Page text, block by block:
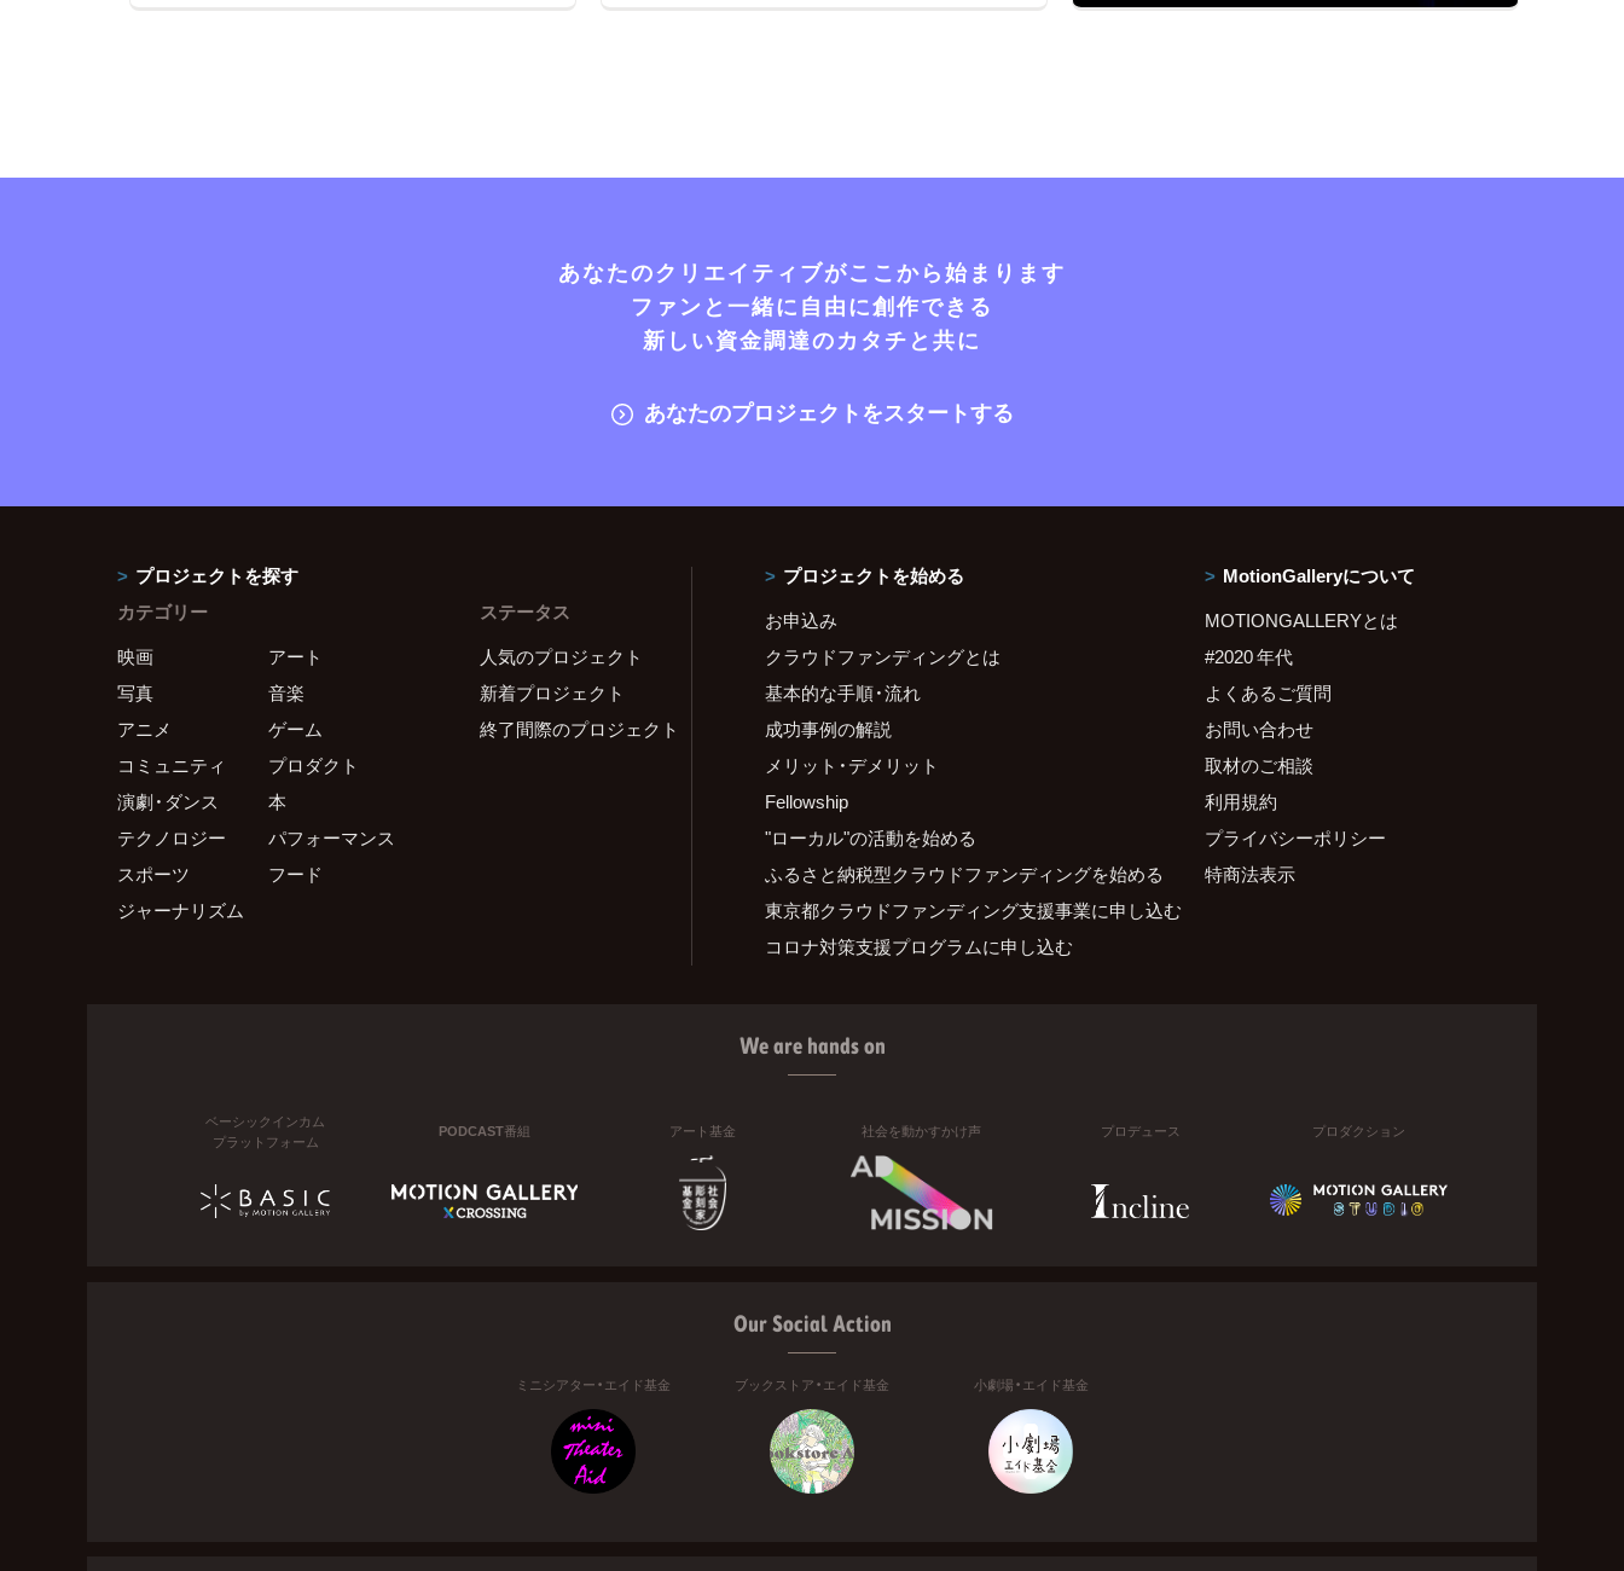
あなたのクリエイティブがここから始まります
ファンと一緒に自由に創作できる
新しい資金調達のカタチと共に
あなたのプロジェクトをスタートする
プロジェクトを探す
カテゴリー
映画
アート
写真
音楽
アニメ
ゲーム
コミュニティ
プロダクト
演劇・ダンス
本
テクノロジー
パフォーマンス
スポーツ
フード
ジャーナリズム
ステータス
人気のプロジェクト
新着プロジェクト
終了間際のプロジェクト
プロジェクトを始める
お申込み
クラウドファンディングとは
基本的な手順・流れ
成功事例の解説
メリット・デメリット
Fellowship
"ローカル"の活動を始める
ふるさと納税型クラウドファンディングを始める
東京都クラウドファンディング支援事業に申し込む
コロナ対策支援プログラムに申し込む
MotionGalleryについて
MOTIONGALLERYとは
#2020 年代
よくあるご質問
お問い合わせ
取材のご相談
利用規約
プライバシーポリシー
特商法表示
We are hands on
ベーシックインカム
プラットフォーム
PODCAST番組 アート基金 社会を動かすかけ声 プロデュース プロダクション
Our Social Action
ミニシアター・エイド基金 ブックストア・エイド基金 小劇場・エイド基金